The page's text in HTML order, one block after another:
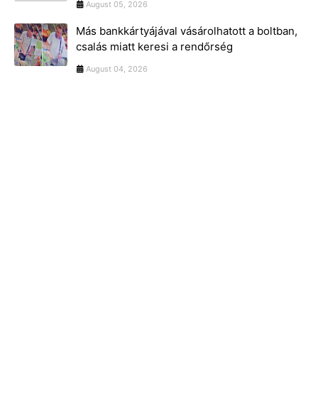
August 05, 2026
Más bankkártyájával vásárolhatott a boltban,
csalás miatt keresi a rendőrség
August 04, 2026